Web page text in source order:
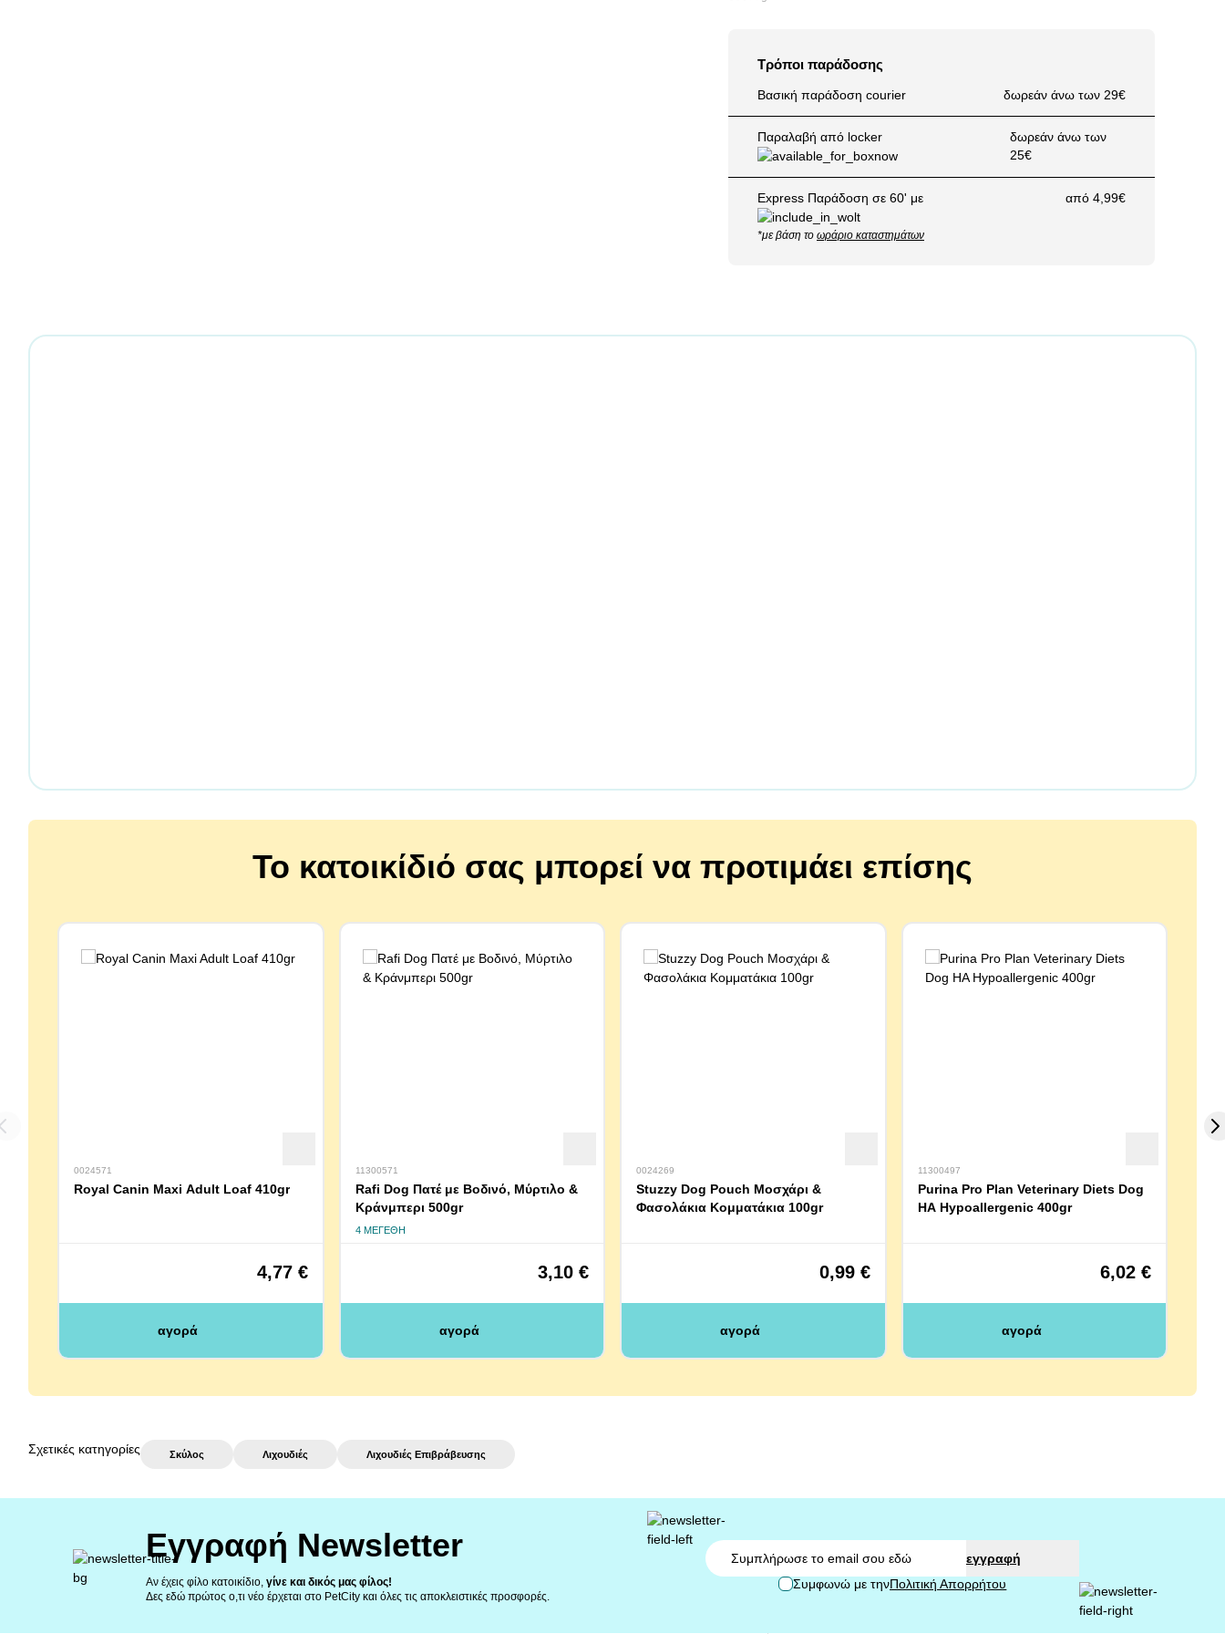
Τρόποι παράδοσης
Βασική παράδοση courier δωρεάν άνω των 29€
Παραλαβή από locker
δωρεάν άνω των
25€
Express Παράδοση σε 60' με
*με βάση το ωράριο καταστημάτων
από 4,99€
Το κατοικίδιό σας μπορεί να προτιμάει επίσης
0024571
Royal Canin Maxi Adult Loaf 410gr
4,77 €
αγορά
11300571
Rafi Dog Πατέ με Βοδινό, Μύρτιλο &
Κράνμπερι 500gr
4 ΜΕΓΈΘΗ
3,10 €
αγορά
0024269
Stuzzy Dog Pouch Μοσχάρι &
Φασολάκια Κομματάκια 100gr
0,99 €
αγορά
11300497
Purina Pro Plan Veterinary Diets Dog
HA Hypoallergenic 400gr
6,02 €
αγορά
Σχετικές κατηγορίες Σκύλος Λιχουδιές Λιχουδιές Επιβράβευσης
Εγγραφή Newsletter
Αν έχεις φίλο κατοικίδιο, γίνε και δικός μας φίλος!
Δες εδώ πρώτος ο,τι νέο έρχεται στο PetCity και όλες τις αποκλειστικές προσφορές.
Email
εγγραφή
Συμφωνώ με τηνΠολιτική Απορρήτου